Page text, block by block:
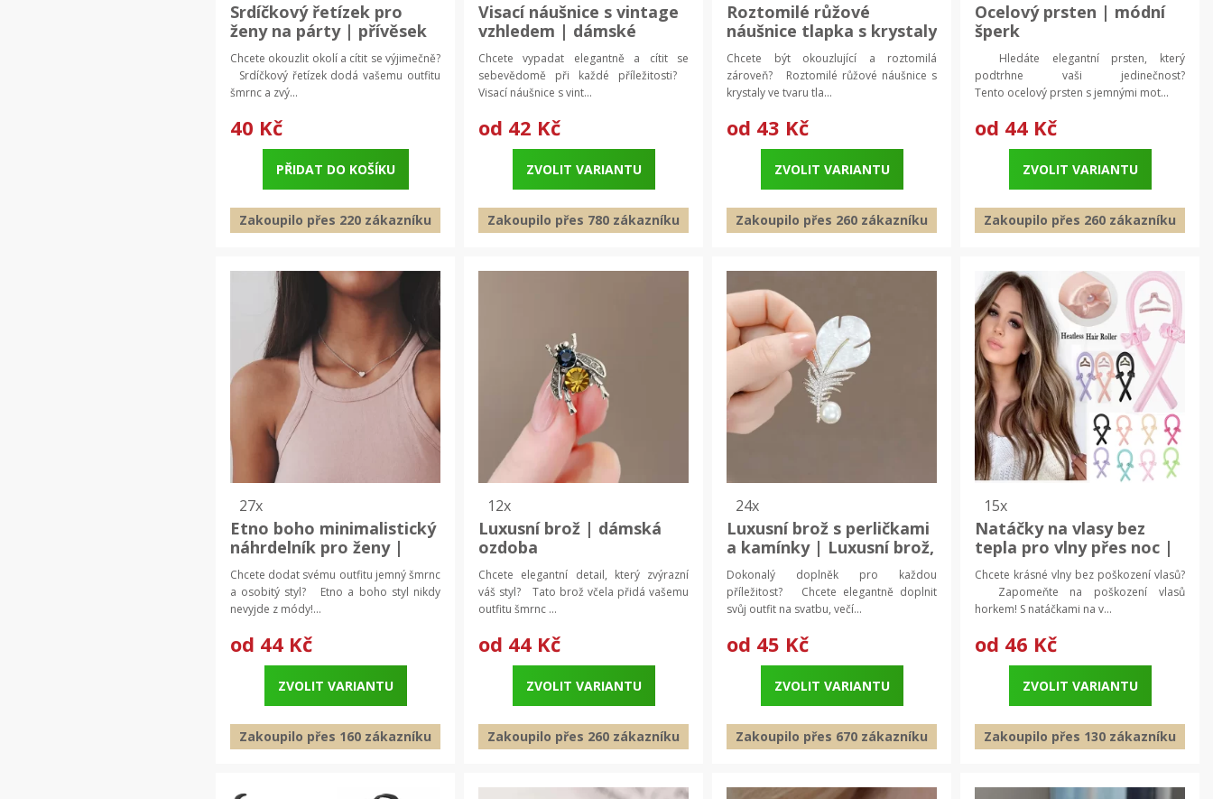
Srdíčkový řetízek pro
ženy na párty | přívěsek
srdce, náhrdelník dámský
Chcete okouzlit okolí a cítit se výjimečně?
Srdíčkový řetízek dodá vašemu outfitu
šmrnc a zvý...
40 Kč
PŘIDAT DO KOŠÍKU
Zakoupilo přes 220 zákazníku
Visací náušnice s vintage
vzhledem | dámské
náušnice, módní šperky
Chcete vypadat elegantně a cítit se
sebevědomě při každé příležitosti?
Visací náušnice s vint...
od 42 Kč
ZVOLIT VARIANTU
Zakoupilo přes 780 zákazníku
Roztomilé růžové
náušnice tlapka s krystaly
| náušnice, dámské
šperky
Chcete být okouzlující a roztomilá
zároveň? Roztomilé růžové náušnice s
krystaly ve tvaru tla...
od 43 Kč
ZVOLIT VARIANTU
Zakoupilo přes 260 zákazníku
Ocelový prsten | módní
šperk
Hledáte elegantní prsten, který
podtrhne vaši jedinečnost?
Tento ocelový prsten s jemnými mot...
od 44 Kč
ZVOLIT VARIANTU
Zakoupilo přes 260 zákazníku
27x
Etno boho minimalistický
náhrdelník pro ženy |
krátký náhrdelník, šperk
s přívěskem
Chcete dodat svému outfitu jemný šmrnc
a osobitý styl? Etno a boho styl nikdy
nevyjde z módy!...
od 44 Kč
ZVOLIT VARIANTU
Zakoupilo přes 160 zákazníku
12x
Luxusní brož | dámská
ozdoba
Chcete elegantní detail, který zvýrazní
váš styl? Tato brož včela přidá vašemu
outfitu šmrnc ...
od 44 Kč
ZVOLIT VARIANTU
Zakoupilo přes 260 zákazníku
24x
Luxusní brož s perličkami
a kamínky | Luxusní brož,
Dámská brož
Dokonalý doplněk pro každou
příležitost? Chcete elegantně doplnit
svůj outfit na svatbu, večí...
od 45 Kč
ZVOLIT VARIANTU
Zakoupilo přes 670 zákazníku
15x
Natáčky na vlasy bez
tepla pro vlny přes noc |
vlasové doplňky, styling
vlasů
Chcete krásné vlny bez poškození vlasů?
Zapomeňte na poškození vlasů
horkem! S natáčkami na v...
od 46 Kč
ZVOLIT VARIANTU
Zakoupilo přes 130 zákazníku